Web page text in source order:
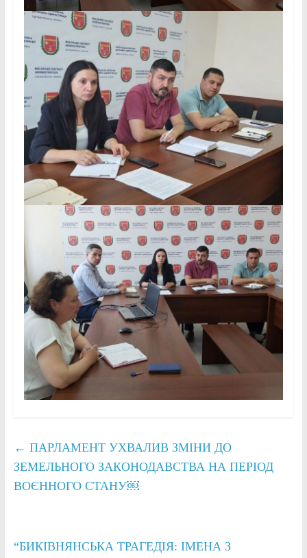
← ПАРЛАМЕНТ УХВАЛИВ ЗМІНИ ДО
ЗЕМЕЛЬНОГО ЗАКОНОДАВСТВА НА ПЕРІОД
ВОЄННОГО СТАНУ￼
“БИКІВНЯНСЬКА ТРАГЕДІЯ: ІМЕНА З